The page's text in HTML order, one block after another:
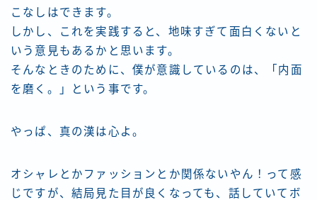
こなしはできます。
しかし、これを実践すると、地味すぎて面白くないと
いう意見もあるかと思います。
そんなときのために、僕が意識しているのは、「内面
を磨く。」という事です。
やっぱ、真の漢は心よ。
オシャレとかファッションとか関係ないやん！って感
じですが、結局見た目が良くなっても、話していてボ